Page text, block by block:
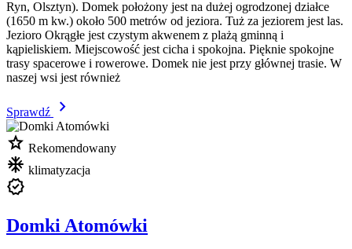
Ryn, Olsztyn). Domek położony jest na dużej ogrodzonej działce
(1650 m kw.) około 500 metrów od jeziora. Tuż za jeziorem jest las.
Jezioro Okrągłe jest czystym akwenem z plażą gminną i
kąpieliskiem. Miejscowość jest cicha i spokojna. Pięknie spokojne
trasy spacerowe i rowerowe. Domek nie jest przy głównej trasie. W
naszej wsi jest również
Sprawdź
chevron_right
star Rekomendowany
mode_cool klimatyzacja
verified
Domki Atomówki